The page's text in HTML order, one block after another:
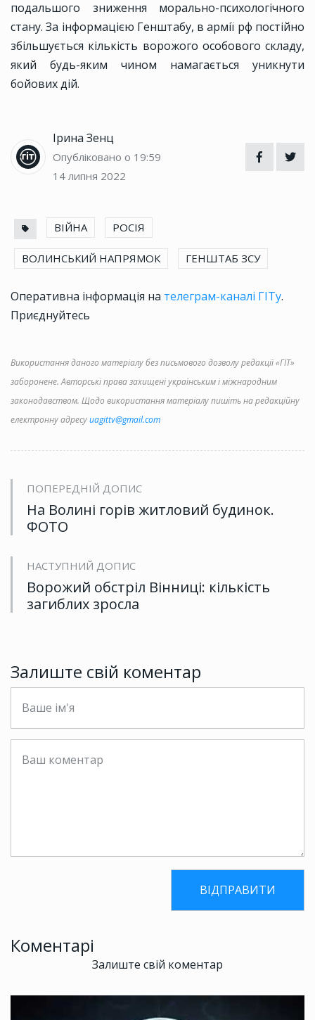
подальшого зниження морально-психологічного
стану. За інформацією Генштабу, в армії рф постійно
збільшується кількість ворожого особового складу,
який будь-яким чином намагається уникнути
бойових дій.
Ірина Зенц
Опубліковано о 19:59
14 липня 2022
ВІЙНА РОСІЯ
ВОЛИНСЬКИЙ НАПРЯМОК ГЕНШТАБ ЗСУ
Оперативна інформація на телеграм-каналі ГІТу.
Приєднуйтесь
Використання даного матеріалу без письмового дозволу редакції «ГІТ»
заборонене. Авторські права захищені українським і міжнародним
законодавством. Щодо використання матеріалу пишіть на редакційну
електронну адресуuagittv@gmail.com
ПОПЕРЕДНІЙ ДОПИС
На Волині горів житловий будинок.
ФОТО
НАСТУПНИЙ ДОПИС
Ворожий обстріл Вінниці: кількість
загиблих зросла
Залиште свій коментар
Коментарі
Залиште свій коментар